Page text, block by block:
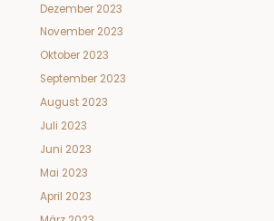
Dezember 2023
November 2023
Oktober 2023
September 2023
August 2023
Juli 2023
Juni 2023
Mai 2023
April 2023